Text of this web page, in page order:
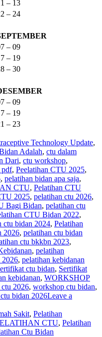
– 13
– 24
– 09
– 19
– 30
– 09
– 19
– 23
Technology Update,
Adalah, ctu dalam
Dari, ctu workshop,
pdf, Peelatihan CTU 2025,
, pelatihan bidan apa saja,
CTU, Pelatihan CTU
2025, pelatihan ctu 2026,
Bagi Bidan, pelatihan ctu
CTU Bidan 2022,
ctu bidan 2024, Pelatihan
2026, pelatihan ctu bidan
ctu bkkbn 2023,
, pelatihan
2026, pelatihan kebidanan
ctu bidan, Sertifikat
kebidanan, WORKSHOP
2026, workshop ctu bidan,
bidan 2026Leave a
Sakit, Pelatihan
CTU, Pelatihan
Ctu Bidan